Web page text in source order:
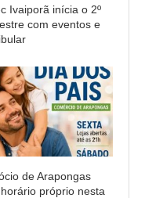
Ivaiporã inícia o 2º
com eventos e
de Arapongas
próprio nesta